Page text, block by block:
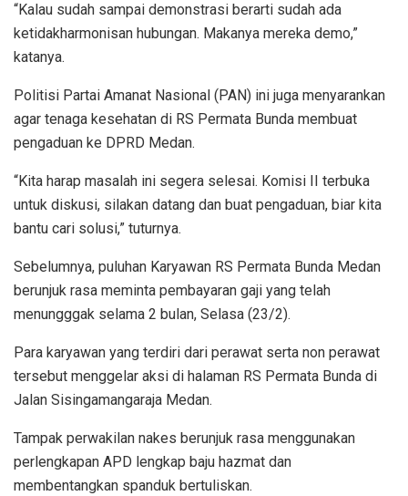
“Kalau sudah sampai demonstrasi berarti sudah ada
ketidakharmonisan hubungan. Makanya mereka demo,”
katanya.
Politisi Partai Amanat Nasional (PAN) ini juga menyarankan
agar tenaga kesehatan di RS Permata Bunda membuat
pengaduan ke DPRD Medan.
“Kita harap masalah ini segera selesai. Komisi II terbuka
untuk diskusi, silakan datang dan buat pengaduan, biar kita
bantu cari solusi,” tuturnya.
Sebelumnya, puluhan Karyawan RS Permata Bunda Medan
berunjuk rasa meminta pembayaran gaji yang telah
menungggak selama 2 bulan, Selasa (23/2).
Para karyawan yang terdiri dari perawat serta non perawat
tersebut menggelar aksi di halaman RS Permata Bunda di
Jalan Sisingamangaraja Medan.
Tampak perwakilan nakes berunjuk rasa menggunakan
perlengkapan APD lengkap baju hazmat dan
membentangkan spanduk bertuliskan.